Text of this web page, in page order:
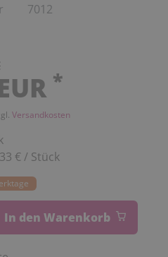
7012
*
Versandkosten
€ / Stück
In den Warenkorb